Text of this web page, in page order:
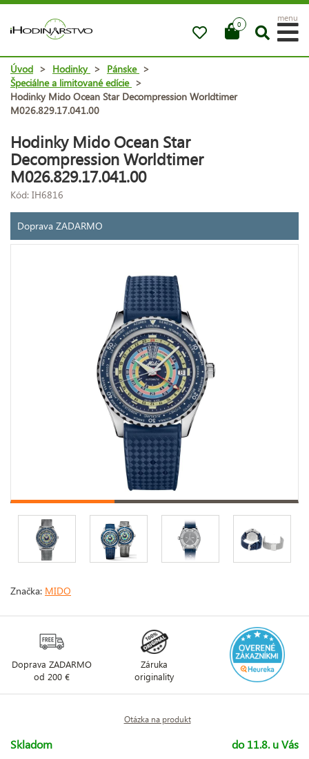
0
menu
Úvod > Hodinky > Pánske >
Špeciálne a limitované edície >
Hodinky Mido Ocean Star Decompression Worldtimer
M026.829.17.041.00
Hodinky Mido Ocean Star
Decompression Worldtimer
M026.829.17.041.00
Kód: IH6816
Doprava ZADARMO
Značka: MIDO
Doprava ZADARMO
od 200 €
Záruka
originality
Otázka na produkt
Skladom
do 11.8. u Vás